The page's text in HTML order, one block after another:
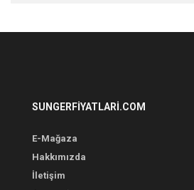
SUNGERFIYATLARI.COM
E-Mağaza
Hakkımızda
İletişim